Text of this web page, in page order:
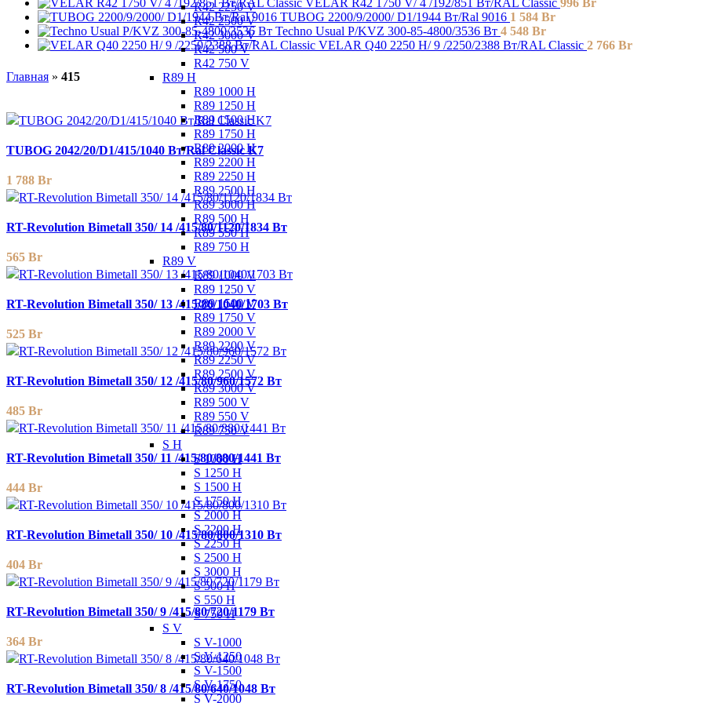
R42 2250 V
R42 2500 V
R42 3000 V
R42 500 V
R42 750 V
R89 H
R89 1000 H
R89 1250 H
R89 1500 H
R89 1750 H
R89 2000 H
R89 2200 H
R89 2250 H
R89 2500 H
R89 3000 H
R89 500 H
R89 550 H
R89 750 H
R89 V
R89 1000 V
R89 1250 V
R89 1500 V
R89 1750 V
R89 2000 V
R89 2200 V
R89 2250 V
R89 2500 V
R89 3000 V
R89 500 V
R89 550 V
R89 750 V
S H
S 1000 H
S 1250 H
S 1500 H
S 1750 H
S 2000 H
S 2200 H
S 2250 H
S 2500 H
S 3000 H
S 500 H
S 550 H
S 750 H
S V
S V-1000
S V-1250
S V-1500
S V-1750
S V-2000
VELAR R42 1750 V/ 4 /192/851 Вт/RAL Classic 996 Br
TUBOG 2200/9/2000/ D1/1944 Вт/Ral 9016 1 584 Br
Techno Usual P/KVZ 300-85-4800/3536 Вт 4 548 Br
VELAR Q40 2250 H/ 9 /2250/2388 Вт/RAL Classic 2 766 Br
Главная » 415
TUBOG 2042/20/D1/415/1040 Вт/Ral Classic K7
1 788 Br
RT-Revolution Bimetall 350/ 14 /415/80/1120/1834 Вт
565 Br
RT-Revolution Bimetall 350/ 13 /415/80/1040/1703 Вт
525 Br
RT-Revolution Bimetall 350/ 12 /415/80/960/1572 Вт
485 Br
RT-Revolution Bimetall 350/ 11 /415/80/880/1441 Вт
444 Br
RT-Revolution Bimetall 350/ 10 /415/80/800/1310 Вт
404 Br
RT-Revolution Bimetall 350/ 9 /415/80/720/1179 Вт
364 Br
RT-Revolution Bimetall 350/ 8 /415/80/640/1048 Вт